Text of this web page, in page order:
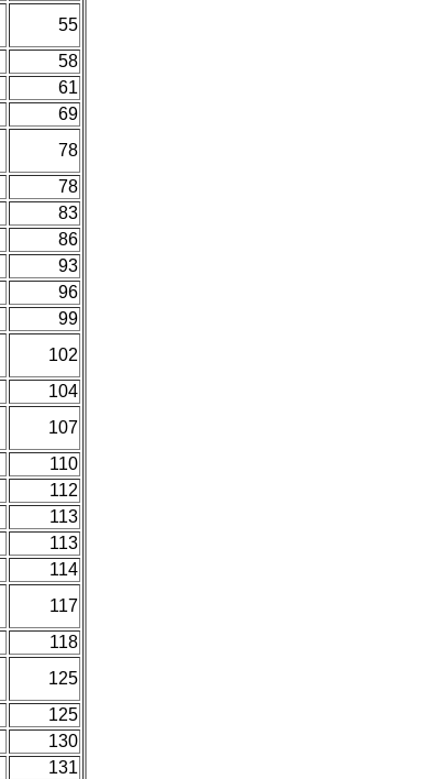
55
58
61
69
78
78
83
86
93
96
99
102
104
107
110
112
113
113
114
117
118
125
125
130
131